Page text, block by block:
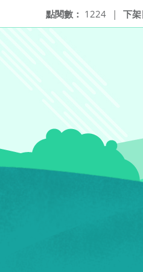
下架
點閱數： 1224 |